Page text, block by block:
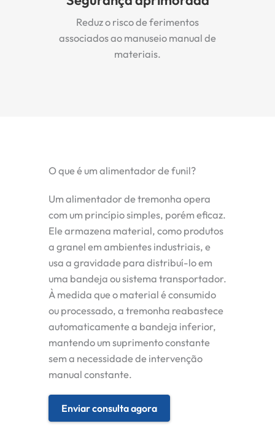
Reduz o risco de ferimentos
associados ao manuseio manual de
materiais.
O que é um alimentador de funil?
Um alimentador de tremonha opera
com um princípio simples, porém eficaz.
Ele armazena material, como produtos
a granel em ambientes industriais, e
usa a gravidade para distribuí-lo em
uma bandeja ou sistema transportador.
À medida que o material é consumido
ou processado, a tremonha reabastece
automaticamente a bandeja inferior,
mantendo um suprimento constante
sem a necessidade de intervenção
manual constante.
Enviar consulta agora